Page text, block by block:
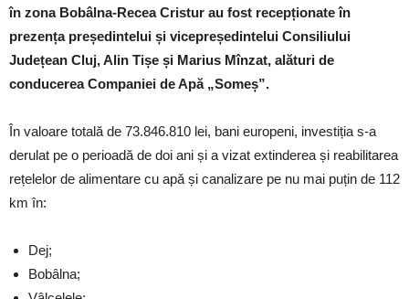
în zona Bobâlna-Recea Cristur au fost recepționate în
prezența președintelui și vicepreședintelui Consiliului
Județean Cluj, Alin Tișe și Marius Mînzat, alături de
conducerea Companiei de Apă „Someș”.
În valoare totală de 73.846.810 lei, bani europeni, investiția s-a
derulat pe o perioadă de doi ani și a vizat extinderea și reabilitarea
rețelelor de alimentare cu apǎ și canalizare pe nu mai puțin de 112
km în:
Dej;
Bobâlna;